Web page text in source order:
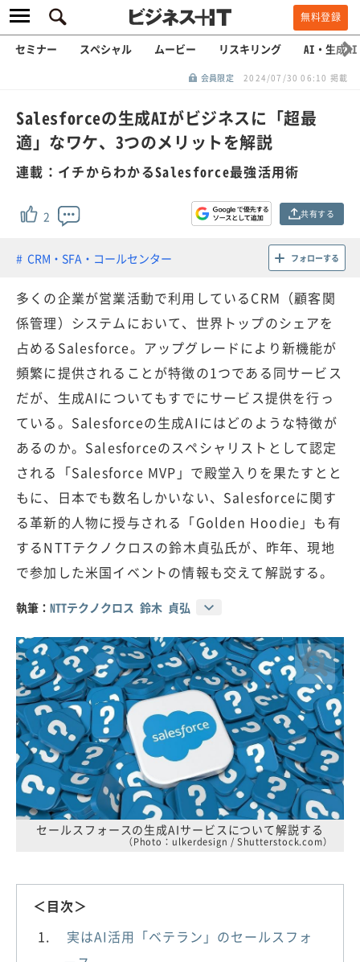
無料登録
セミナー スペシャル ムービー リスキリング AI・生成AI
会員限定 2024/07/30 06:10 掲載
Salesforceの生成AIがビジネスに「超最
適」なワケ、3つのメリットを解説
連載：イチからわかるSalesforce最強活用術
2 共有する
CRM・SFA・コールセンター フォローする
多くの企業が営業活動で利用しているCRM（顧客関
係管理）システムにおいて、世界トップのシェアを
占めるSalesforce。アップグレードにより新機能が
頻繁に提供されることが特徴の1つである同サービス
だが、生成AIについてもすでにサービス提供を行っ
ている。Salesforceの生成AIにはどのような特徴が
あるのか。Salesforceのスペシャリストとして認定
される「Salesforce MVP」で殿堂入りを果たすとと
もに、日本でも数名しかいない、Salesforceに関す
る革新的人物に授与される「Golden Hoodie」も有
するNTTテクノクロスの鈴木貞弘氏が、昨年、現地
で参加した米国イベントの情報も交えて解説する。
執筆： NTTテクノクロス 鈴木 貞弘
セールスフォースの生成AIサービスについて解説する
（Photo：ulkerdesign / Shutterstock.com）
＜目次＞
実はAI活用「ベテラン」のセールスフォ